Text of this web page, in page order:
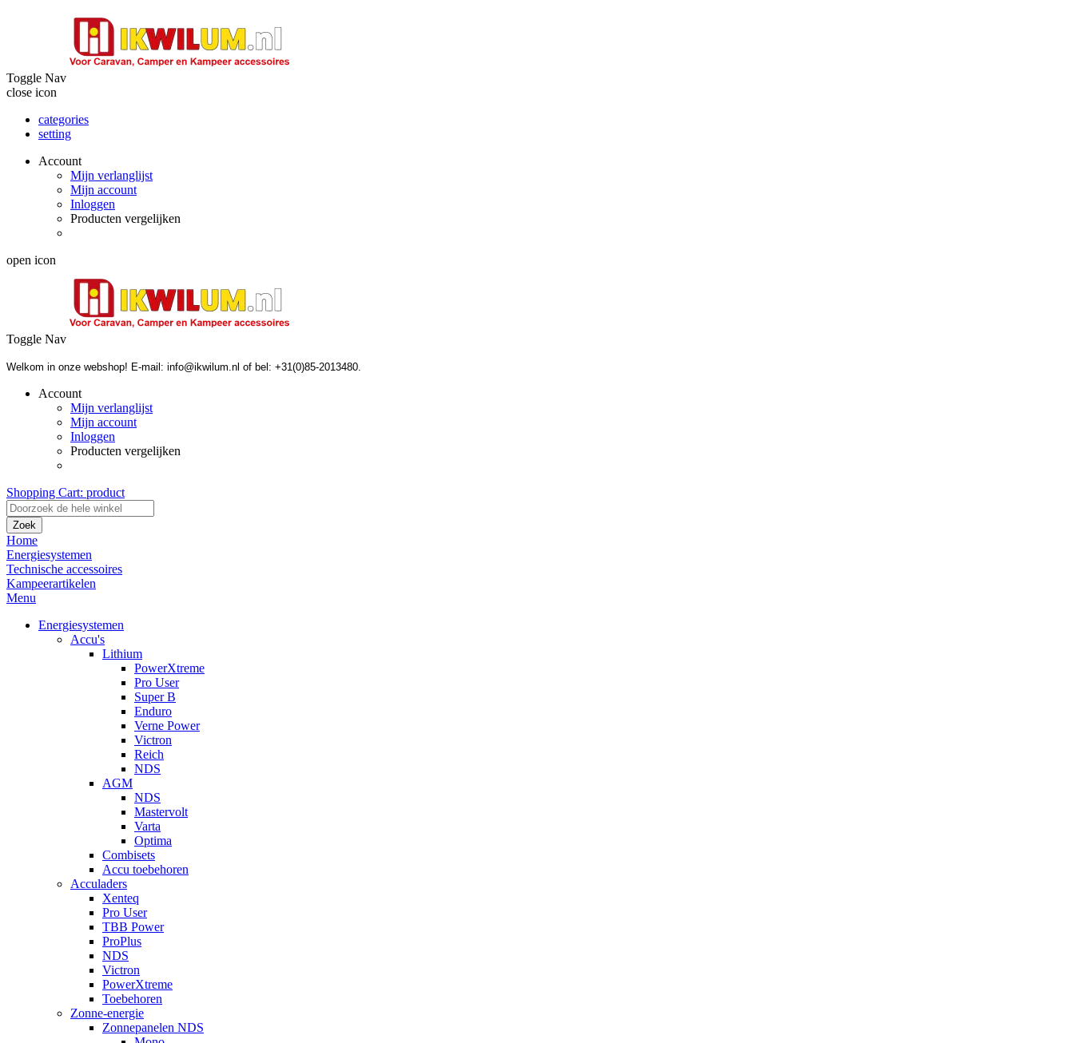
Toggle Nav
close icon
categories
setting
Account
Mijn verlanglijst
Mijn account
Inloggen
Producten vergelijken
open icon
Toggle Nav
Welkom in onze webshop! E-mail: info@ikwilum.nl of bel: +31(0)85-2013480.
Account
Mijn verlanglijst
Mijn account
Inloggen
Producten vergelijken
Shopping Cart: product
Zoek
Home
Energiesystemen
Technische accessoires
Kampeerartikelen
Menu
Energiesystemen
Accu's
Lithium
PowerXtreme
Pro User
Super B
Enduro
Verne Power
Victron
Reich
NDS
AGM
NDS
Mastervolt
Varta
Optima
Combisets
Accu toebehoren
Acculaders
Xenteq
Pro User
TBB Power
ProPlus
NDS
Victron
PowerXtreme
Toebehoren
Zonne-energie
Zonnepanelen NDS